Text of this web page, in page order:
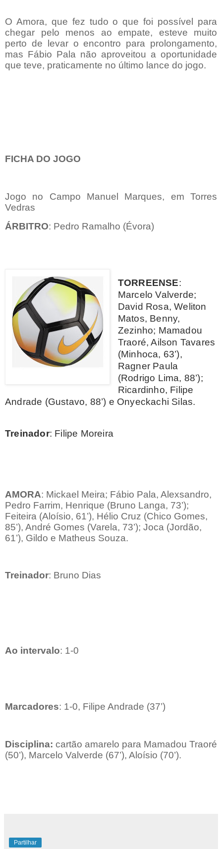
O Amora, que fez tudo o que foi possível para
chegar pelo menos ao empate, esteve muito
perto de levar o encontro para prolongamento,
mas Fábio Pala não aproveitou a oportunidade
que teve, praticamente no último lance do jogo.
FICHA DO JOGO
Jogo no Campo Manuel Marques, em Torres
Vedras
ÁRBITRO: Pedro Ramalho (Évora)
TORREENSE:
Marcelo Valverde;
David Rosa, Weliton
Matos, Benny,
Zezinho; Mamadou
Traoré, Ailson Tavares
(Minhoca, 63’),
Ragner Paula
(Rodrigo Lima, 88’);
Ricardinho, Filipe
Andrade (Gustavo, 88’) e Onyeckachi Silas.
Treinador: Filipe Moreira
AMORA: Mickael Meira; Fábio Pala, Alexsandro,
Pedro Farrim, Henrique (Bruno Langa, 73’);
Feiteira (Aloísio, 61’), Hélio Cruz (Chico Gomes,
85’), André Gomes (Varela, 73’); Joca (Jordão,
61’), Gildo e Matheus Souza.
Treinador: Bruno Dias
Ao intervalo: 1-0
Marcadores: 1-0, Filipe Andrade (37’)
Disciplina: cartão amarelo para Mamadou Traoré
(50’), Marcelo Valverde (67’), Aloísio (70’).
Partilhar